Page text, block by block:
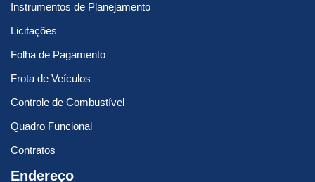
Instrumentos de Planejamento
Licitações
Folha de Pagamento
Frota de Veículos
Controle de Combustível
Quadro Funcional
Contratos
Endereço